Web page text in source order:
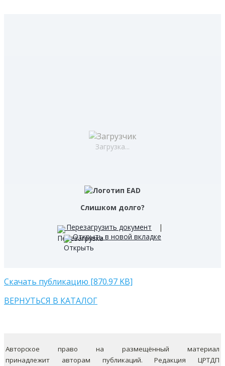
Загрузка...
Слишком долго?
Перезагрузить документ
|
Открыть в новой вкладке
Скачать публикацию [870.97 KB]
ВЕРНУТЬСЯ В КАТАЛОГ
Авторское право на размещённый материал
принадлежит авторам публикаций. Редакция ЦРТДП